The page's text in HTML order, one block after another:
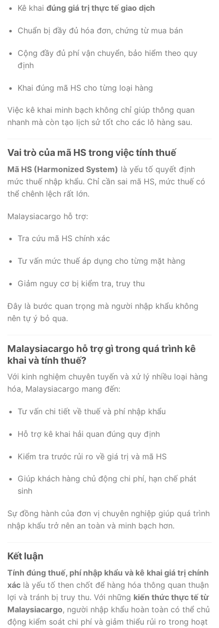
Kê khai đúng giá trị thực tế giao dịch
Chuẩn bị đầy đủ hóa đơn, chứng từ mua bán
Cộng đầy đủ phí vận chuyển, bảo hiểm theo quy
định
Khai đúng mã HS cho từng loại hàng
Việc kê khai minh bạch không chỉ giúp thông quan
nhanh mà còn tạo lịch sử tốt cho các lô hàng sau.
Vai trò của mã HS trong việc tính thuế
Mã HS (Harmonized System) là yếu tố quyết định
mức thuế nhập khẩu. Chỉ cần sai mã HS, mức thuế có
thể chênh lệch rất lớn.
Malaysiacargo hỗ trợ:
Tra cứu mã HS chính xác
Tư vấn mức thuế áp dụng cho từng mặt hàng
Giảm nguy cơ bị kiểm tra, truy thu
Đây là bước quan trọng mà người nhập khẩu không
nên tự ý bỏ qua.
Malaysiacargo hỗ trợ gì trong quá trình kê
khai và tính thuế?
Với kinh nghiệm chuyên tuyến và xử lý nhiều loại hàng
hóa, Malaysiacargo mang đến:
Tư vấn chi tiết về thuế và phí nhập khẩu
Hỗ trợ kê khai hải quan đúng quy định
Kiểm tra trước rủi ro về giá trị và mã HS
Giúp khách hàng chủ động chi phí, hạn chế phát
sinh
Sự đồng hành của đơn vị chuyên nghiệp giúp quá trình
nhập khẩu trở nên an toàn và minh bạch hơn.
Kết luận
Tính đúng thuế, phí nhập khẩu và kê khai giá trị chính
xác là yếu tố then chốt để hàng hóa thông quan thuận
lợi và tránh bị truy thu. Với những kiến thức thực tế từ
Malaysiacargo, người nhập khẩu hoàn toàn có thể chủ
động kiểm soát chi phí và giảm thiểu rủi ro trong hoạt